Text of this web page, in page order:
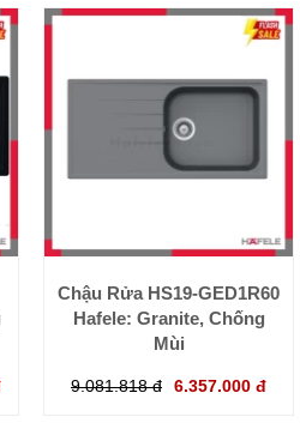
Chậu Rửa HS19-GED1R60
Hafele: Granite, Chống
Mùi
9.081.818 đ 6.357.000 đ